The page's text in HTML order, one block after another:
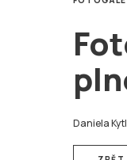
Daniela